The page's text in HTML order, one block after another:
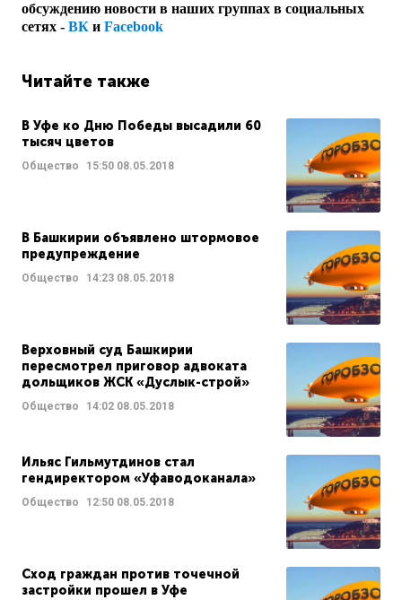
обсуждению новости в наших группах в социальных
сетях - ВК и Facebook
Читайте также
В Уфе ко Дню Победы высадили 60
тысяч цветов
Общество 15:50 08.05.2018
В Башкирии объявлено штормовое
предупреждение
Общество 14:23 08.05.2018
Верховный суд Башкирии
пересмотрел приговор адвоката
дольщиков ЖСК «Дуслык-строй»
Общество 14:02 08.05.2018
Ильяс Гильмутдинов стал
гендиректором «Уфаводоканала»
Общество 12:50 08.05.2018
Сход граждан против точечной
застройки прошел в Уфе